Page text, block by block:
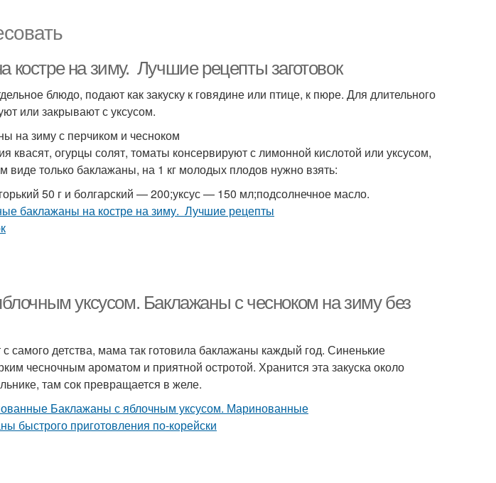
на зиму. Лучшие рецепты заготовок
блюдо, подают как закуску к говядине или птице, к пюре. Для длительного
или закрывают с уксусом.
на зиму с перчиком и чесноком
квасят, огурцы солят, томаты консервируют с лимонной кислотой или уксусом,
виде только баклажаны, на 1 кг молодых плодов нужно взять:
50 г и болгарский — 200;уксус — 150 мл;подсолнечное масло.
уксусом. Баклажаны с чесноком на зиму без
детства, мама так готовила баклажаны каждый год. Синенькие
чесночным ароматом и приятной остротой. Хранится эта закуска около
там сок превращается в желе.